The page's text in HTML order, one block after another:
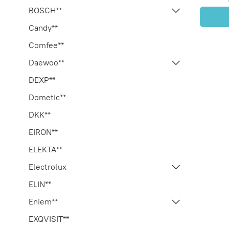
BOSCH**
Candy**
Comfee**
Daewoo**
DEXP**
Dometic**
DKK**
EIRON**
ELEKTA**
Electrolux
ELIN**
Eniem**
EXQVISIT**